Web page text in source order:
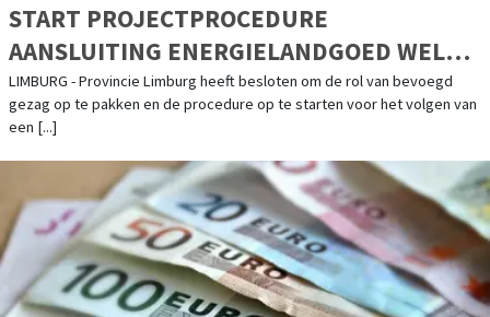
START PROJECTPROCEDURE
AANSLUITING ENERGIELANDGOED WELLS
MEER
LIMBURG - Provincie Limburg heeft besloten om de rol van bevoegd
gezag op te pakken en de procedure op te starten voor het volgen van
een [...]